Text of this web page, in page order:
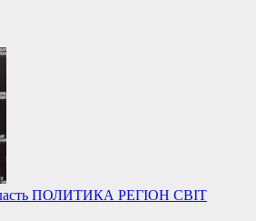
ПОЛИТИКА РЕГІОН СВІТ